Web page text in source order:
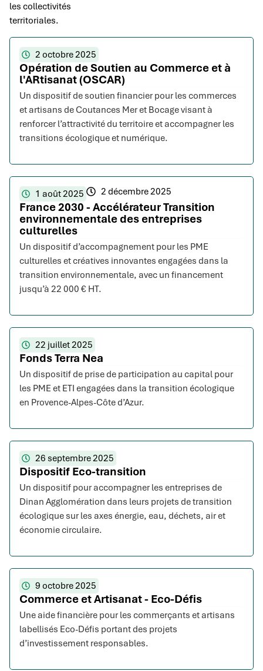
les collectivités
territoriales.
2 octobre 2025
Opération de Soutien au Commerce et à
l'ARtisanat (OSCAR)
Un dispositif de soutien financier pour les commerces
et artisans de Coutances Mer et Bocage visant à
renforcer l’attractivité du territoire et accompagner les
transitions écologique et numérique.
1 août 2025 2 décembre 2025
France 2030 - Accélérateur Transition
environnementale des entreprises
culturelles
Un dispositif d’accompagnement pour les PME
culturelles et créatives innovantes engagées dans la
transition environnementale, avec un financement
jusqu’à 22 000 € HT.
22 juillet 2025
Fonds Terra Nea
Un dispositif de prise de participation au capital pour
les PME et ETI engagées dans la transition écologique
en Provence-Alpes-Côte d’Azur.
26 septembre 2025
Dispositif Eco-transition
Un dispositif pour accompagner les entreprises de
Dinan Agglomération dans leurs projets de transition
écologique sur les axes énergie, eau, déchets, air et
économie circulaire.
9 octobre 2025
Commerce et Artisanat - Eco-Défis
Une aide financière pour les commerçants et artisans
labellisés Eco-Défis portant des projets
d’investissement responsables.